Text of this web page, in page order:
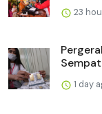
23
1 day